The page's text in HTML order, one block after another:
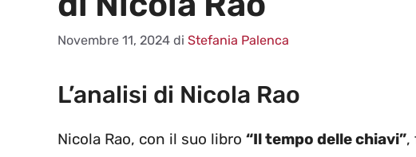
Novembre 11, 2024 di Stefania Palenca
L’analisi di Nicola Rao
Nicola Rao, con il suo libro “Il tempo delle chiavi”,